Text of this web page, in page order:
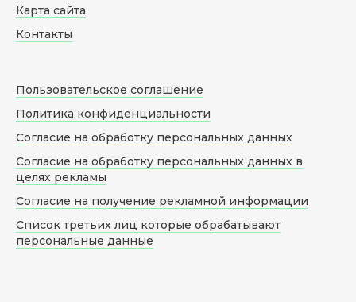
Карта сайта
Контакты
Пользовательское соглашение
Политика конфиденциальности
Согласие на обработку персональных данных
Согласие на обработку персональных данных в
целях рекламы
Согласие на получение рекламной информации
Список третьих лиц которые обрабатывают
персональные данные